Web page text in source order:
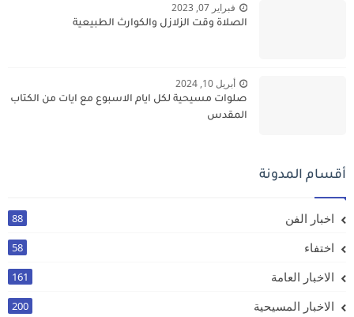
فبراير 07, 2023
الصلاة وقت الزلازل والكوارث الطبيعية
أبريل 10, 2024
صلوات مسيحية لكل ايام الاسبوع مع ايات من الكتاب
المقدس
أقسام المدونة
اخبار الفن 88
اختفاء 58
الاخبار العامة 161
الاخبار المسيحية 200